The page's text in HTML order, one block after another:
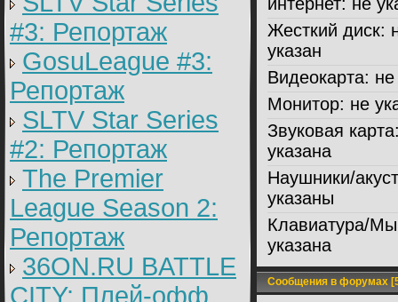
#3: Репортаж
GosuLeague #3:
Репортаж
SLTV Star Series
#2: Репортаж
The Premier
League Season 2:
Репортаж
36ON.RU BATTLE
CITY: Плей-офф
Жесткий диск:
указан
Видеокарта: не
Монитор: не
Звуковая
указана
Наушники/
указаны
Клавиатура/
указана
Сообщения в форумах